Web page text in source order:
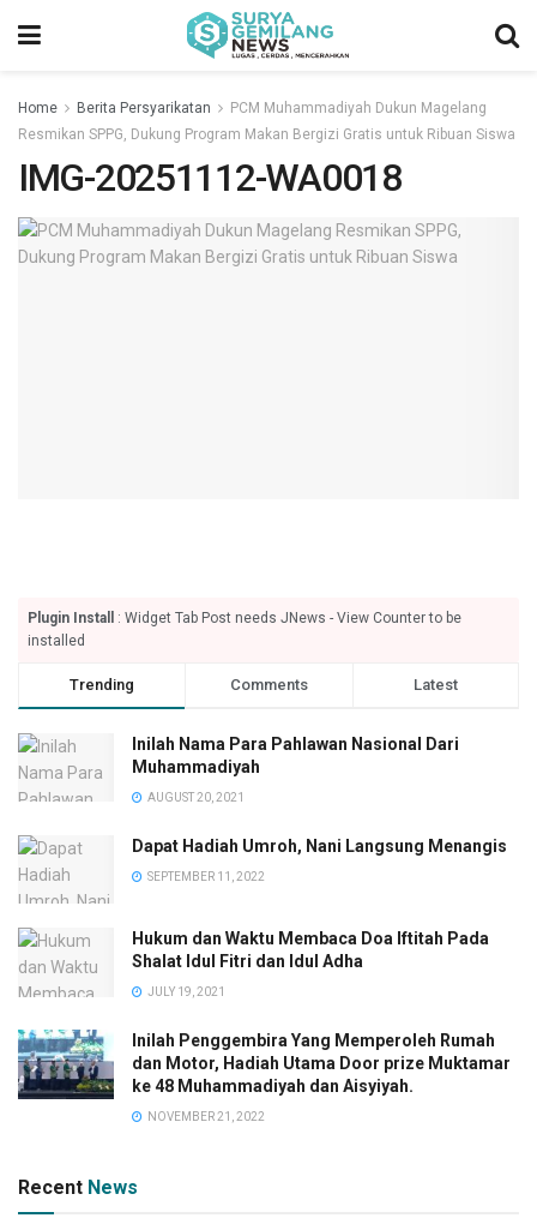
Home Berita Persyarikatan
PCM Muhammadiyah Dukun Magelang
Resmikan SPPG, Dukung Program Makan Bergizi Gratis untuk Ribuan Siswa
IMG-20251112-WA0018
Plugin Install
: Widget Tab Post needs JNews - View Counter to be
installed
Trending Comments Latest
Inilah Nama Para Pahlawan Nasional Dari
Muhammadiyah
AUGUST 20, 2021
Dapat Hadiah Umroh, Nani Langsung Menangis
SEPTEMBER 11, 2022
Hukum dan Waktu Membaca Doa Iftitah Pada
Shalat Idul Fitri dan Idul Adha
JULY 19, 2021
Inilah Penggembira Yang Memperoleh Rumah
dan Motor, Hadiah Utama Door prize Muktamar
ke 48 Muhammadiyah dan Aisyiyah.
NOVEMBER 21, 2022
Recent News